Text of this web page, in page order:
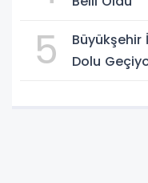
5
Büyükşehir
Dolu